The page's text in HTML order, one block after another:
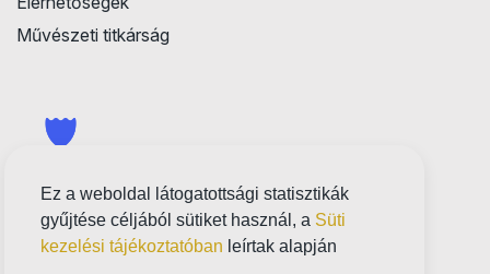
Ez a weboldal látogatottsági statisztikák
gyűjtése céljából sütiket használ, a Süti
kezelési tájékoztatóban leírtak alapján
Művészeti titkárság